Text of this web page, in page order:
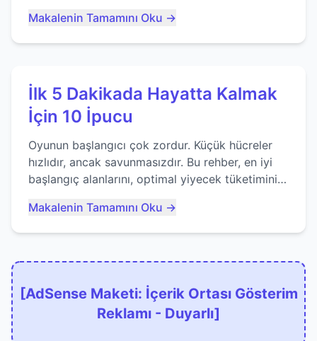
Makalenin Tamamını Oku →
İlk 5 Dakikada Hayatta Kalmak
İçin 10 İpucu
Oyunun başlangıcı çok zordur. Küçük hücreler
hızlıdır, ancak savunmasızdır. Bu rehber, en iyi
başlangıç alanlarını, optimal yiyecek tüketimini
kaçınacağınızı anlatıyor...
Makalenin Tamamını Oku →
[AdSense Maketi: İçerik Ortası Gösterim
Reklamı - Duyarlı]